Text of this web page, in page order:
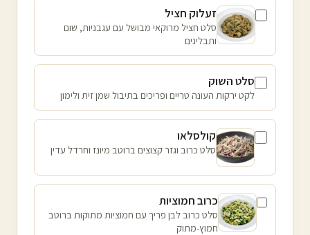
זעלוק חציל
סלט חציל מרוקאי מבושל עם עגבניות, שום
ותבלינים
סלט השוק
לקט ירקות העונה טריים ופריכים בתיבול שמן זית ולימון
קולסלאו
סלט כרוב וגזר קצוצים ברוטב מיונז וחרדל עדין
כרוב חמוציות
סלט כרוב לבן פריך עם חמוציות מתוקות ברוטב
חמוץ-מתוק